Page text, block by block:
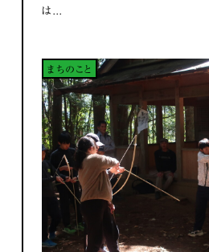
は...
まちのこと